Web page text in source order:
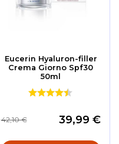
Eucerin Hyaluron-filler
Crema Giorno Spf30
50ml
39,99 €
42,10 €